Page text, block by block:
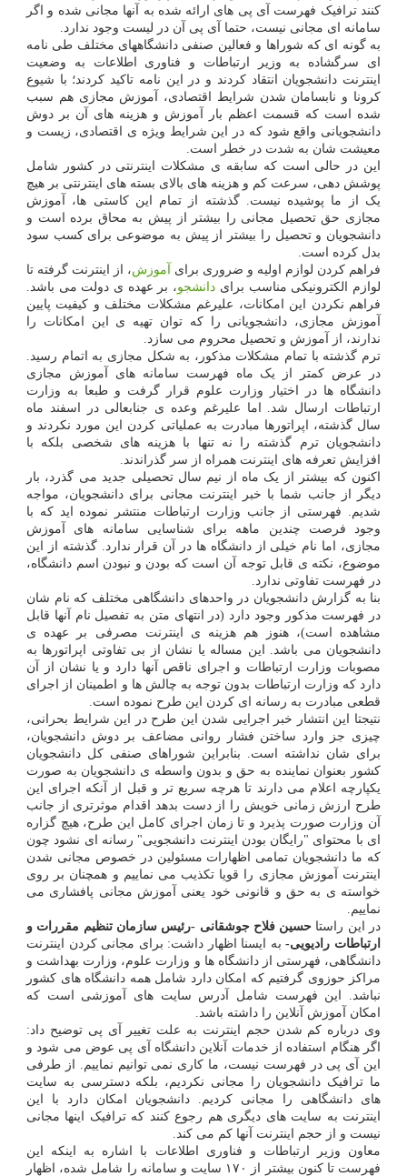
کنند ترافیک فهرست آی پی های ارائه شده به آنها مجانی شده و اگر
سامانه ای مجانی نیست، حتما آی پی آن در لیست وجود ندارد.
به گونه ای که شوراها و فعالین صنفی دانشگاههای مختلف طی نامه
ای سرگشاده به وزیر ارتباطات و فناوری اطلاعات به وضعیت
اینترنت دانشجویان انتقاد کردند و در این نامه تاکید کردند؛ با شیوع
کرونا و نابسامان شدن شرایط اقتصادی، آموزش مجازی هم سبب
شده است که قسمت اعظم بار آموزش و هزینه های آن بر دوش
دانشجویانی واقع شود که در این شرایط ویژه ی اقتصادی، زیست و
معیشت شان به شدت در خطر است.
این در حالی است که سابقه ی مشکلات اینترنتی در کشور شامل
پوشش دهی، سرعت کم و هزینه های بالای بسته های اینترنتی بر هیچ
یک از ما پوشیده نیست. گذشته از تمام این کاستی ها، آموزش
مجازی حق تحصیل مجانی را بیشتر از پیش به محاق برده است و
دانشجویان و تحصیل را بیشتر از پیش به موضوعی برای کسب سود
بدل کرده است.
فراهم کردن لوازم اولیه و ضروری برای
آموزش، از اینترنت گرفته تا
لوازم الکترونیکی مناسب برای دانشجو، بر عهده ی دولت می باشد.
فراهم نکردن این امکانات، علیرغم مشکلات مختلف و کیفیت پایین
آموزش مجازی، دانشجویانی را که توان تهیه ی این امکانات را
ندارند، از آموزش و تحصیل محروم می سازد.
ترم گذشته با تمام مشکلات مذکور، به شکل مجازی به اتمام رسید.
در عرض کمتر از یک ماه فهرست سامانه های آموزش مجازی
دانشگاه ها در اختیار وزارت علوم قرار گرفت و طبعا به وزارت
ارتباطات ارسال شد. اما علیرغم وعده ی جنابعالی در اسفند ماه
سال گذشته، اپراتورها مبادرت به عملیاتی کردن این مورد نکردند و
دانشجویان ترم گذشته را نه تنها با هزینه های شخصی بلکه با
افزایش تعرفه های اینترنت همراه از سر گذراندند.
اکنون که بیشتر از یک ماه از نیم سال تحصیلی جدید می گذرد، بار
دیگر از جانب شما با خبر اینترنت مجانی برای دانشجویان، مواجه
شدیم. فهرستی از جانب وزارت ارتباطات منتشر نموده اید که با
وجود فرصت چندین ماهه برای شناسایی سامانه های آموزش
مجازی، اما نام خیلی از دانشگاه ها در آن قرار ندارد. گذشته از این
موضوع، نکته ی قابل توجه آن است که بودن و نبودن اسم دانشگاه،
در فهرست تفاوتی ندارد.
بنا به گزارش دانشجویان در واحدهای دانشگاهی مختلف که نام شان
در فهرست مذکور وجود دارد (در انتهای متن به تفصیل نام آنها قابل
مشاهده است)، هنوز هم هزینه ی اینترنت مصرفی بر عهده ی
دانشجویان می باشد. این مساله یا نشان از بی تفاوتی اپراتورها به
مصوبات وزارت ارتباطات و اجرای ناقص آنها دارد و یا نشان از آن
دارد که وزارت ارتباطات بدون توجه به چالش ها و اطمینان از اجرای
قطعی مبادرت به رسانه ای کردن این طرح نموده است.
نتیجتا این انتشار خبر اجرایی شدن این طرح در این شرایط بحرانی،
چیزی جز وارد ساختن فشار روانی مضاعف بر دوش دانشجویان،
برای شان نداشته است. بنابراین شوراهای صنفی کل دانشجویان
کشور بعنوان نماینده به حق و بدون واسطه ی دانشجویان به صورت
یکپارچه اعلام می دارند تا هرچه سریع تر و قبل از آنکه اجرای این
طرح ارزش زمانی خویش را از دست بدهد اقدام موثرتری از جانب
آن وزارت صورت پذیرد و تا زمان اجرای کامل این طرح، هیچ گزاره
ای با محتوای "رایگان بودن اینترنت دانشجویی" رسانه ای نشود چون
که ما دانشجویان تمامی اظهارات مسئولین در خصوص مجانی شدن
اینترنت آموزش مجازی را قویا تکذیب می نماییم و همچنان بر روی
خواسته ی به حق و قانونی خود یعنی آموزش مجانی پافشاری می
نماییم.
در این راستا حسین فلاح جوشقانی -رئیس سازمان تنظیم مقررات و
ارتباطات رادیویی-به ایسنا اظهار داشت: برای مجانی کردن اینترنت
دانشگاهی، فهرستی از دانشگاه ها و وزارت علوم، وزارت بهداشت و
مراکز حوزوی گرفتیم که امکان دارد شامل همه دانشگاه های کشور
نباشد. این فهرست شامل آدرس سایت های آموزشی است که
امکان آموزش آنلاین را داشته باشد.
وی درباره کم شدن حجم اینترنت به علت تغییر آی پی توضیح داد:
اگر هنگام استفاده از خدمات آنلاین دانشگاه آی پی عوض می شود و
این آی پی در فهرست نیست، ما کاری نمی توانیم نماییم. از طرفی
ما ترافیک دانشجویان را مجانی نکردیم، بلکه دسترسی به سایت
های دانشگاهی را مجانی کردیم. دانشجویان امکان دارد با این
اینترنت به سایت های دیگری هم رجوع کنند که ترافیک اینها مجانی
نیست و از حجم اینترنت آنها کم می کند.
معاون وزیر ارتباطات و فناوری اطلاعات با اشاره به اینکه این
فهرست تا کنون بیشتر از ۱۷۰ سایت و سامانه را شامل شده، اظهار